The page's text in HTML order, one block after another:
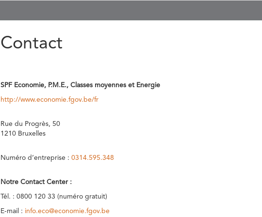
Contact
SPF Economie, P.M.E., Classes moyennes et Energie
http://www.economie.fgov.be/fr
Rue du Progrès, 50
1210 Bruxelles
Numéro d’entreprise : 0314.595.348
Notre Contact Center :
Tél. : 0800 120 33 (numéro gratuit)
E-mail : info.eco@economie.fgov.be